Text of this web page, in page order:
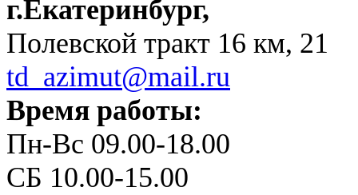
г.Екатеринбург,
Полевской тракт 16 км, 21
td_azimut@mail.ru
Время работы:
Пн-Вс 09.00-18.00
СБ 10.00-15.00